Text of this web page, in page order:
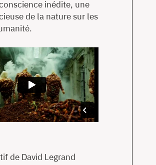
inédite, une
de la nature sur les
de David Legrand